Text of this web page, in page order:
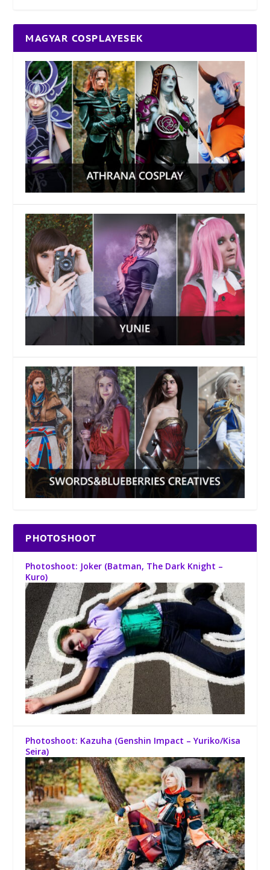
MAGYAR COSPLAYESEK
PHOTOSHOOT
Photoshoot: Joker (Batman, The Dark Knight –
Kuro)
Photoshoot: Kazuha (Genshin Impact – Yuriko/Kisa
Seira)